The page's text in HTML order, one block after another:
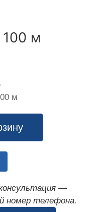
100 м
м
—
номер телефона.